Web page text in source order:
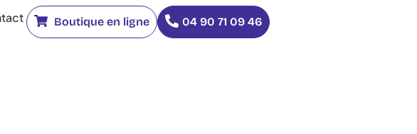
Boutique en ligne 04 90 71 09 46